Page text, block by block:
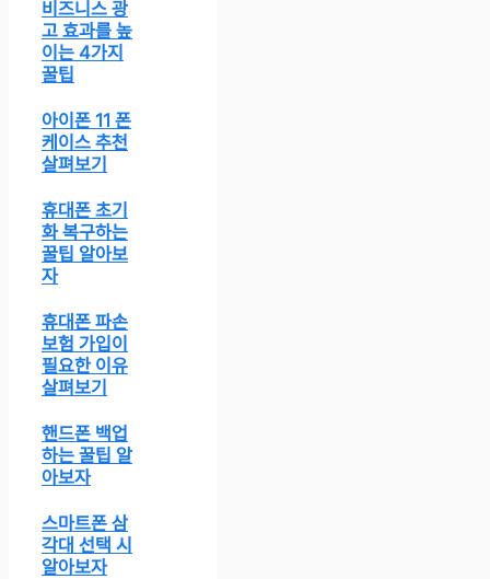
비즈니스 광
고 효과를 높
이는 4가지
꿀팁
아이폰 11 폰
케이스 추천
살펴보기
휴대폰 초기
화 복구하는
꿀팁 알아보
자
휴대폰 파손
보험 가입이
필요한 이유
살펴보기
핸드폰 백업
하는 꿀팁 알
아보자
스마트폰 삼
각대 선택 시
알아보자